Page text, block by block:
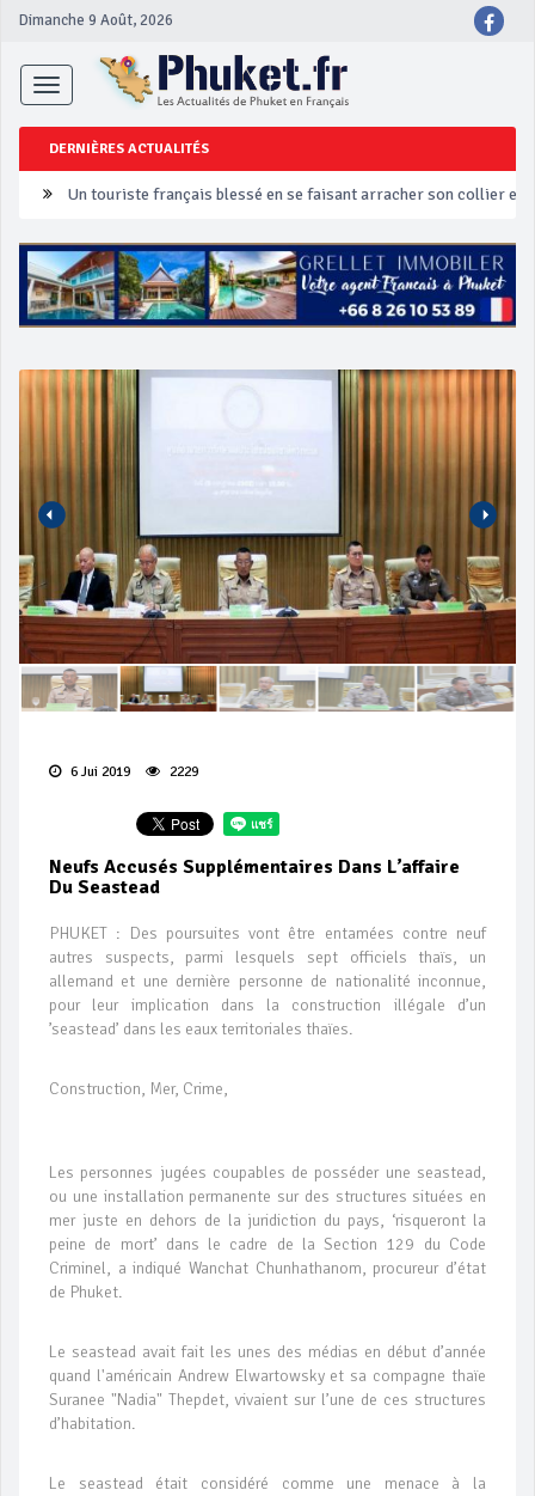
Dimanche 9 Août, 2026
Toggle
navigation
DERNIÈRES ACTUALITÉS
Un touriste français blessé en se faisant arracher son collier en
Phuket Peranakan Festival
‘Phuket Eye’ assurera la sécurité pendant Songkran
Campagne de sécurité routière ‘Seven Days of Danger’ de
6 Jui 2019 2229
Neufs Accusés Supplémentaires Dans L’affaire
Du Seastead
PHUKET : Des poursuites vont être entamées contre neuf
autres suspects, parmi lesquels sept officiels thaïs, un
allemand et une dernière personne de nationalité inconnue,
pour leur implication dans la construction illégale d’un
’seastead’ dans les eaux territoriales thaïes.
Construction, Mer, Crime,
Les personnes jugées coupables de posséder une seastead,
ou une installation permanente sur des structures situées en
mer juste en dehors de la juridiction du pays, ‘risqueront la
peine de mort’ dans le cadre de la Section 129 du Code
Criminel, a indiqué Wanchat Chunhathanom, procureur d’état
de Phuket.
Le seastead avait fait les unes des médias en début d’année
quand l'américain Andrew Elwartowsky et sa compagne thaïe
Suranee "Nadia" Thepdet, vivaient sur l’une de ces structures
d’habitation.
Le seastead était considéré comme une menace à la